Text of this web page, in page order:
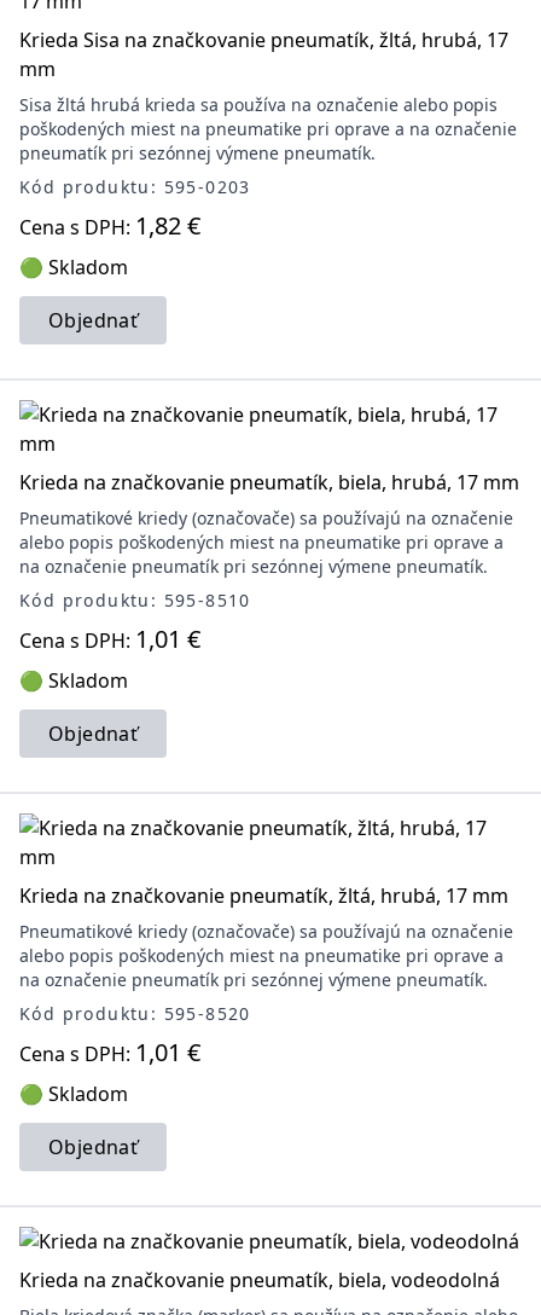
Krieda Sisa na značkovanie pneumatík, žltá, hrubá, 17
mm
Sisa žltá hrubá krieda sa používa na označenie alebo popis
poškodených miest na pneumatike pri oprave a na označenie
pneumatík pri sezónnej výmene pneumatík.
Kód produktu: 595-0203
Cena s DPH: 1,82 €
🟢 Skladom
Objednať
Krieda na značkovanie pneumatík, biela, hrubá, 17 mm
Pneumatikové kriedy (označovače) sa používajú na označenie
alebo popis poškodených miest na pneumatike pri oprave a
na označenie pneumatík pri sezónnej výmene pneumatík.
Kód produktu: 595-8510
Cena s DPH: 1,01 €
🟢 Skladom
Objednať
Krieda na značkovanie pneumatík, žltá, hrubá, 17 mm
Pneumatikové kriedy (označovače) sa používajú na označenie
alebo popis poškodených miest na pneumatike pri oprave a
na označenie pneumatík pri sezónnej výmene pneumatík.
Kód produktu: 595-8520
Cena s DPH: 1,01 €
🟢 Skladom
Objednať
Krieda na značkovanie pneumatík, biela, vodeodolná